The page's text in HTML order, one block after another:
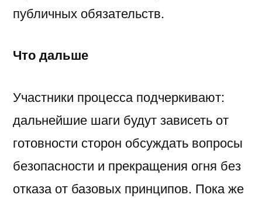
публичных обязательств.
Что дальше
Участники процесса подчеркивают:
дальнейшие шаги будут зависеть от
готовности сторон обсуждать вопросы
безопасности и прекращения огня без
отказа от базовых принципов. Пока же